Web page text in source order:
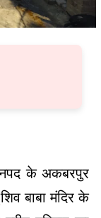
के अकबरपुर
बाबा मंदिर के